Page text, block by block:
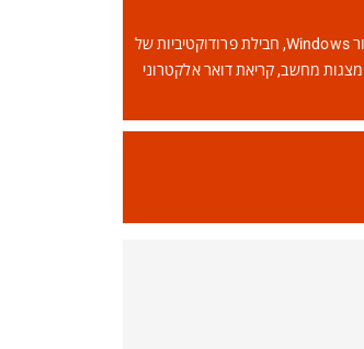
השתמש ב-Microsoft Office Professional Plus 2016 עבור Windows, חבילת פרודוקטיביות של
מצגות מחשב, קריאת דואר אלקטרוני